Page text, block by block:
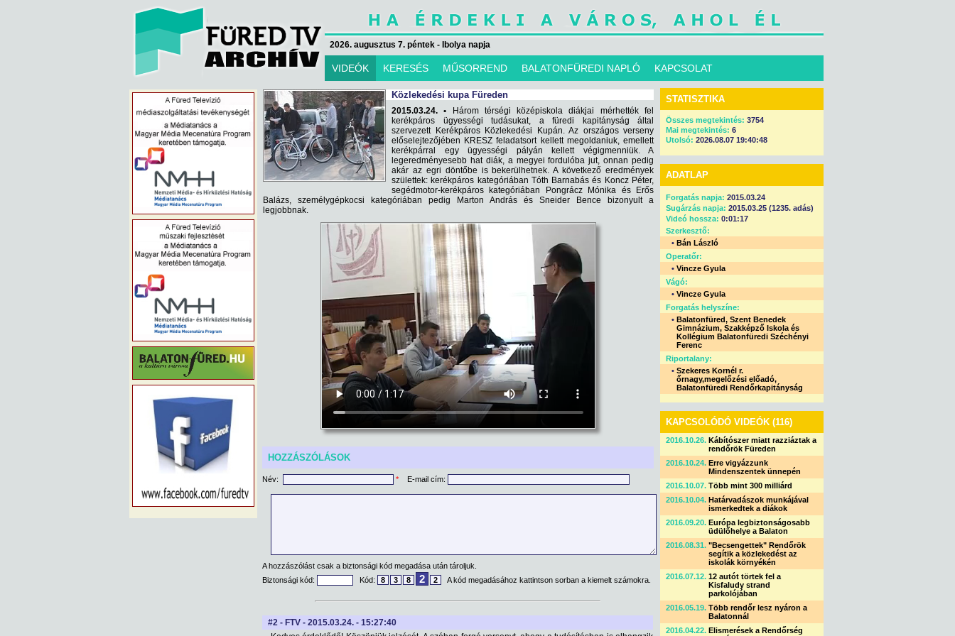
2026. augusztus 7. péntek - Ibolya napja
VIDEÓK KERESÉS MŰSORREND BALATONFÜREDI NAPLÓ KAPCSOLAT
Közlekedési kupa Füreden
2015.03.24. • Három térségi középiskola diákjai mérhették fel
kerékpáros ügyességi tudásukat, a füredi kapitányság által
szervezett Kerékpáros Közlekedési Kupán. Az országos verseny
előselejtezőjében KRESZ feladatsort kellett megoldaniuk, emellett
kerékpárral egy ügyességi pályán kellett végigmenniük. A
legeredményesebb hat diák, a megyei fordulóba jut, onnan pedig
akár az egri döntőbe is bekerülhetnek. A következő eredmények
születtek: kerékpáros kategóriában Tóth Barnabás és Koncz Péter,
segédmotor-kerékpáros kategóriában Pongrácz Mónika és Erős
Balázs, személygépkocsi kategóriában pedig Marton András és Sneider Bence bizonyult a
legjobbnak.
HOZZÁSZÓLÁSOK
Név: * E-mail cím:
A hozzászólást csak a biztonsági kód megadása után tároljuk.
Biztonsági kód:
Kód: 8 3 8 2 2 A kód megadásához kattintson sorban a kiemelt számokra.
#2 - FTV - 2015.03.24. - 15:27:40
STATISZTIKA
Összes megtekintés: 3754
Mai megtekintés: 6
Utolsó: 2026.08.07 19:40:48
ADATLAP
Forgatás napja: 2015.03.24
Sugárzás napja: 2015.03.25 (1235. adás)
Videó hossza: 0:01:17
Szerkesztő:
• Bán László
Operatőr:
• Vincze Gyula
Vágó:
• Vincze Gyula
Forgatás helyszíne:
• Balatonfüred, Szent Benedek
Gimnázium, Szakképző Iskola és
Kollégium Balatonfüredi Széchényi
Ferenc
Riportalany:
• Szekeres Kornél r.
őrnagy,megelőzési előadó,
Balatonfüredi Rendőrkapitányság
KAPCSOLÓDÓ VIDEÓK (116)
2016.10.26. Kábítószer miatt razziáztak a
rendőrök Füreden
2016.10.24. Erre vigyázzunk
Mindenszentek ünnepén
2016.10.07. Több mint 300 milliárd
2016.10.04. Határvadászok munkájával
ismerkedtek a diákok
2016.09.20. Európa legbiztonságosabb
üdülőhelye a Balaton
2016.08.31. "Becsengettek" Rendőrök
segítik a közlekedést az
iskolák környékén
2016.07.12. 12 autót törtek fel a
Kisfaludy strand
parkolójában
2016.05.19. Több rendőr lesz nyáron a
Balatonnál
2016.04.22. Elismerések a Rendőrség